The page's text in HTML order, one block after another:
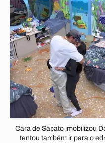
Cara de Sapato imobilizou
tentou também ir para o